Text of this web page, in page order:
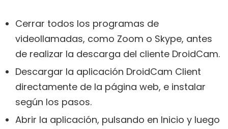
Cerrar todos los programas de
videollamadas, como Zoom o Skype, antes
de realizar la descarga del cliente DroidCam.
Descargar la aplicación DroidCam Client
directamente de la página web, e instalar
según los pasos.
Abrir la aplicación, pulsando en Inicio y luego